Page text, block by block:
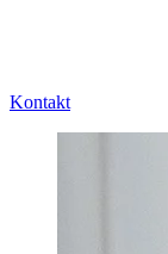
Kontakt